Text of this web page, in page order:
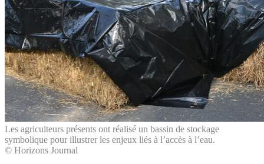
Les agriculteurs présents ont réalisé un bassin de stockage
symbolique pour illustrer les enjeux liés à l’accès à l’eau.
© Horizons Journal